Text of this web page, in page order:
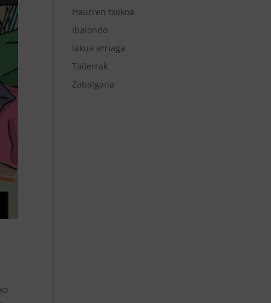
Haurren txokoa
ibaiondo
lakua arriaga
Tailerrak
Zabalgana